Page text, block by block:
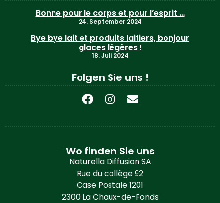
Bonne pour le corps et pour l’esprit …
24. September 2024
Bye bye lait et produits laitiers, bonjour
glaces légères !
18. Juli 2024
Folgen Sie uns !
Wo finden Sie uns
Naturella Diffusion SA
Rue du collège 92
Case Postale 1201
2300 La Chaux-de-Fonds